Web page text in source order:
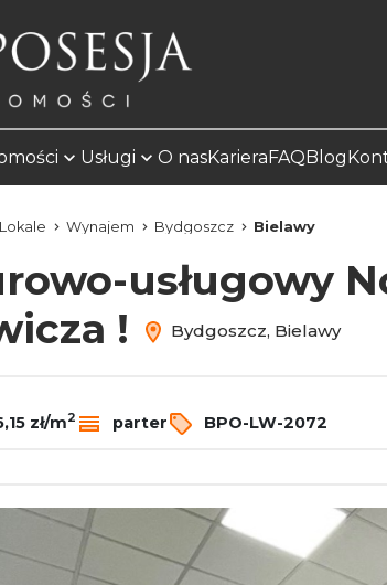
Usługi O nasKarieraFAQBlog
Lokale Wynajem Bydgoszcz Bielawy
usługowy
!
Bydgoszcz, Bielawy
zł/m2 parter BPO-LW-2072